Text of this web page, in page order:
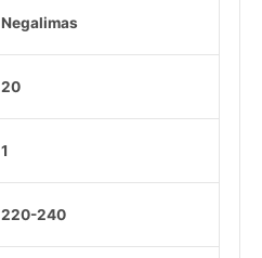
Negalimas
20
1
220-240